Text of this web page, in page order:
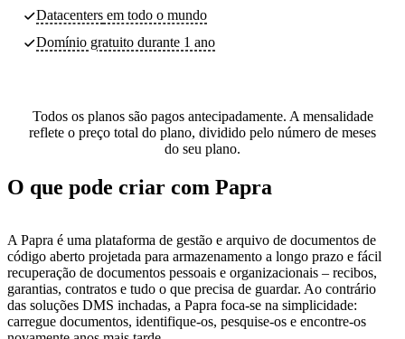
Datacenters em todo o mundo
Domínio gratuito durante 1 ano
Todos os planos são pagos antecipadamente. A mensalidade
reflete o preço total do plano, dividido pelo número de meses
do seu plano.
O que pode criar com Papra
A Papra é uma plataforma de gestão e arquivo de documentos de
código aberto projetada para armazenamento a longo prazo e fácil
recuperação de documentos pessoais e organizacionais – recibos,
garantias, contratos e tudo o que precisa de guardar. Ao contrário
das soluções DMS inchadas, a Papra foca-se na simplicidade:
carregue documentos, identifique-os, pesquise-os e encontre-os